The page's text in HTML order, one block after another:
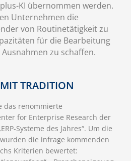
KI übernommen werden.
Unternehmen die
von Routinetätigkeit zu
für die Bearbeitung
zu schaffen.
TRADITION
das renommierte
for Enterprise Research der
Systeme des Jahres“. Um die
die infrage kommenden
Kriterien bewertet: